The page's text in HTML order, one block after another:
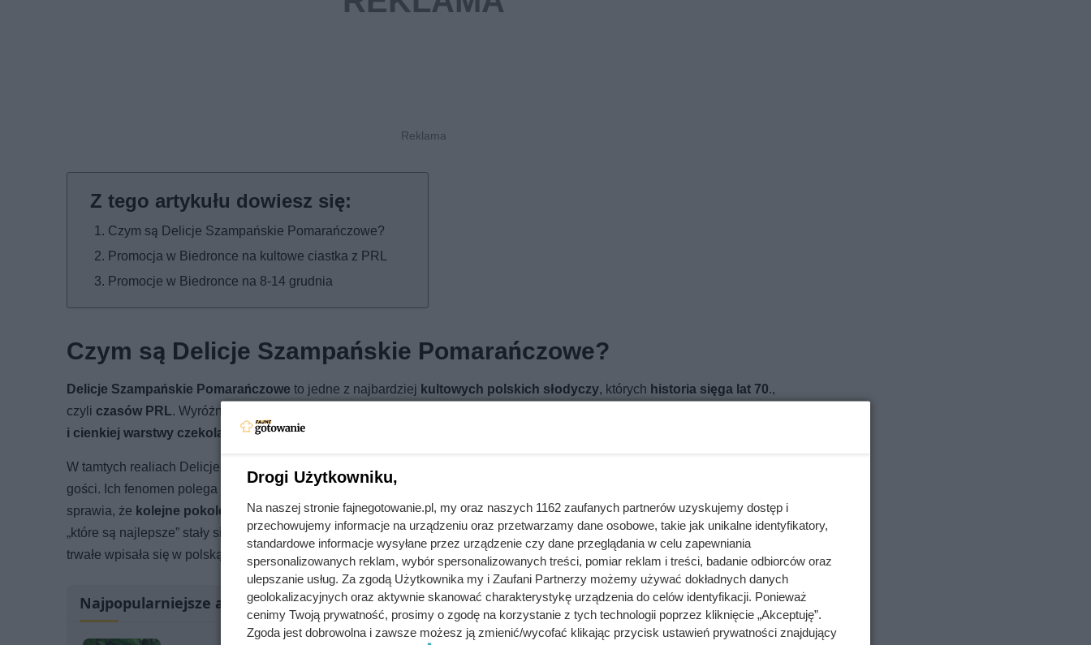
Czym są Delicje Szampańskie Pomarańczowe?
Promocja w Biedronce na kultowe ciastka z PRL
Promocje w Biedronce na 8-14 grudnia
Czym są Delicje Szampańskie Pomarańczowe?
Delicje Szampańskie Pomarańczowe to jedne z najbardziej kultowych polskich słodyczy, których historia sięga lat 70.,
czyli czasów PRL. Wyróżnia je charakterystyczne połączenie
i cienkiej warstwy czekolady , które dla wielu stało się
W tamtych realiach Delicje uchodziły za
gości. Ich fenomen polega nie tylko na prostym, ale perfekcyjnym zestawieniu smaków, lecz także na nostalgii, która
sprawia, że kolejne pokolenia wracają do nich z sentymentem . Do dziś wywołują emocje, a dyskusje „jak je jeść” albo
„które są najlepsze” stały się częścią ich legendy. Pomarańczowa wersja jest najbardziej rozpoznawalna i to właśnie ona na
trwałe wpisała się w polską popkulturę, pozostając jednym z symboli słodkiej strony PRL.
Najpopularniejsze artykuły
Drogi Użytkowniku,
Na naszej stronie fajnegotowanie.pl, my oraz naszych 1162 zaufanych partnerów uzyskujemy dostęp i
przechowujemy informacje na urządzeniu oraz przetwarzamy dane osobowe, takie jak unikalne identyfikatory,
standardowe informacje wysyłane przez urządzenie czy dane przeglądania w celu zapewniania
spersonalizowanych reklam, wybór spersonalizowanych treści, pomiar reklam i treści, badanie odbiorców oraz
ulepszanie usług. Za zgodą Użytkownika my i Zaufani Partnerzy możemy używać dokładnych danych
geolokalizacyjnych oraz aktywnie skanować charakterystykę urządzenia do celów identyfikacji. Ponieważ
cenimy Twoją prywatność, prosimy o zgodę na korzystanie z tych technologii poprzez kliknięcie „Akceptuję”.
Zgoda jest dobrowolna i zawsze możesz ją zmienić/wycofać klikając przycisk ustawień prywatności znajdujący